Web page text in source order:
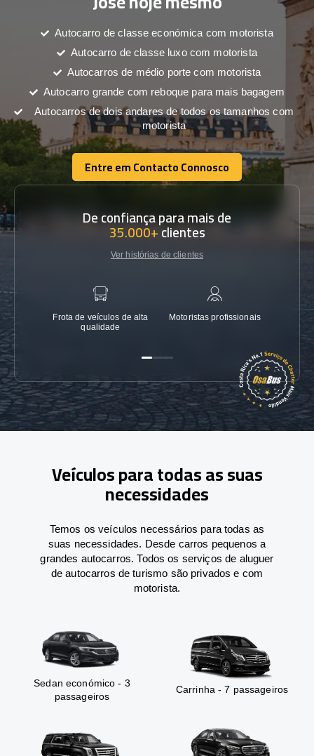
Autocarro de classe económica com motorista
Autocarro de classe luxo com motorista
Autocarros de médio porte com motorista
Autocarro grande com reboque para mais bagagem
Autocarros de dois andares de todos os tamanhos com
motorista
Entre em Contacto Connosco
Entre em Contacto Connosco
De confiança para mais de
35.000+clientes
Ver histórias de clientes
Frota de veículos de alta
qualidade
Motoristas profissionais
Veículos para todas as suas
necessidades
Temos os veículos necessários para todas as
suas necessidades. Desde carros pequenos a
grandes autocarros. Todos os serviços de aluguer
de autocarros de turismo são privados e com
motorista.
Sedan económico - 3
passageiros
Carrinha - 7 passageiros